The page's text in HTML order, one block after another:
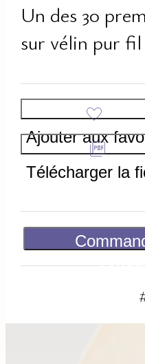
Un des 30
sur vélin pur fil
Ajouter aux
Télécharger la